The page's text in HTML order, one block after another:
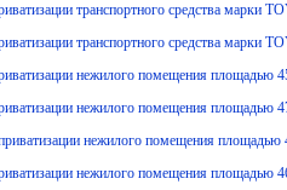
транспортного средства марки
транспортного средства марки
нежилого помещения площадью
нежилого помещения площадью
нежилого помещения площадью
нежилого помещения площадью